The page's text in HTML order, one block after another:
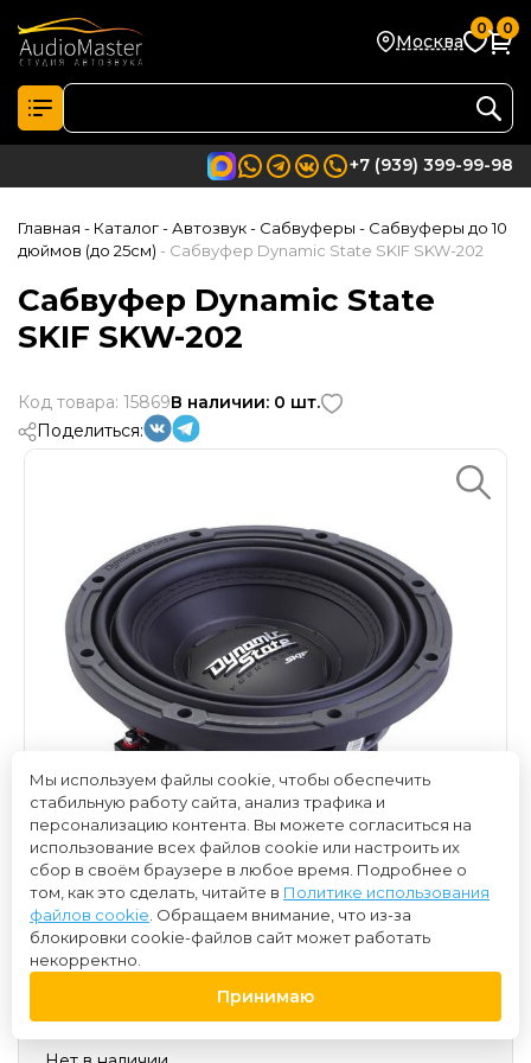
Москва
0 0
+7 (939) 399-99-98
Главная - Каталог- Автозвук- Сабвуферы - Сабвуферы до 10
дюймов (до 25см) - Сабвуфер Dynamic State SKIF SKW-202
Сабвуфер Dynamic State
SKIF SKW-202
Код товара: 15869В наличии: 0 шт.
Поделиться:
5 400 ₽
Мы используем файлы cookie, чтобы обеспечить
стабильную работу сайта, анализ трафика и
персонализацию контента. Вы можете согласиться на
использование всех файлов cookie или настроить их
сбор в своём браузере в любое время. Подробнее о
том, как это сделать, читайте в Политике использования
файлов cookie . Обращаем внимание, что из-за
блокировки cookie-файлов сайт может работать
некорректно.
Принимаю